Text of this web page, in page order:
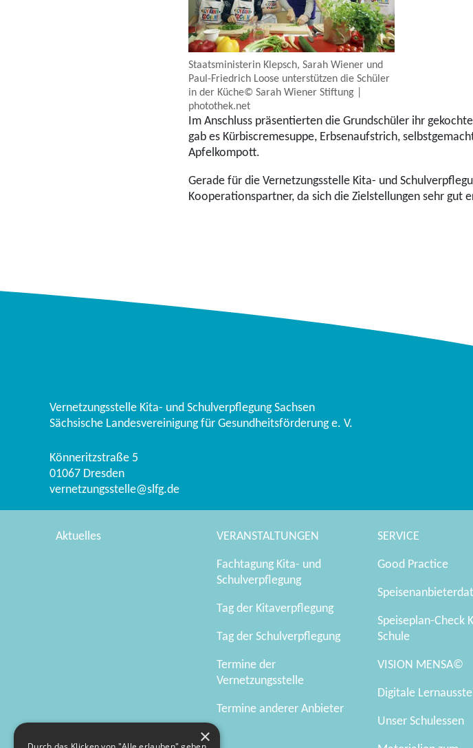
Staatsministerin Klepsch, Sarah Wiener und
Paul-Friedrich Loose unterstützen die Schüler
in der Küche© Sarah Wiener Stiftung |
photothek.net
Im Anschluss präsentierten die Grundschüler ihr
gab es Kürbiscremesuppe, Erbsenaufstrich,
Apfelkompott.
Gerade für die Vernetzungsstelle Kita- und
Kooperationspartner, da sich die Zielstellungen sehr gut
Vernetzungsstelle Kita- und Schulverpflegung Sachsen
Sächsische Landesvereinigung für Gesundheitsförderung e. V.
Könneritzstraße 5
01067 Dresden
vernetzungsstelle@slfg.de
Aktuelles VERANSTALTUNGEN
Fachtagung Kita- und
Schulverpflegung
Tag der Kitaverpflegung
Tag der Schulverpflegung
Termine der
Vernetzungsstelle
Termine anderer Anbieter
SERVICE
Good Practice
Speiseplan-Check
Schule
VISION MENSA©
Digitale
Unser Schulessen
×